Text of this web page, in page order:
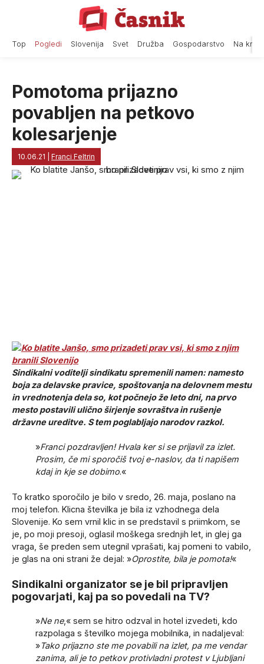
Top Pogledi Slovenija Svet Družba Gospodarstvo Na
Pomotoma prijazno
povabljen na petkovo
kolesarjenje
10.06.21 Franci Feltrin
Sindikalni voditelji sindikatu spremenili namen: namesto
boja za delavske pravice, spoštovanja na delovnem mestu
in vrednotenja dela so, kot počnejo že leto dni, na prvo
mesto postavili ulično širjenje sovraštva in rušenje
državne ureditve. S tem poglabljajo narodov razkol.
»Franci pozdravljen! Hvala ker si se prijavil za izlet.
Prosim, če mi sporočiš tvoj e-naslov, da ti napišem
kdaj in kje se dobimo.«
To kratko sporočilo je bilo v sredo, 26. maja, poslano na
moj telefon. Klicna številka je bila iz vzhodnega dela
Slovenije. Ko sem vrnil klic in se predstavil s priimkom, se
je, po moji presoji, oglasil moškega srednjih let, in glej ga
vraga, še preden sem utegnil vprašati, kaj pomeni to vabilo,
je glas na oni strani že dejal: »Oprostite, bila je pomota!«
Sindikalni organizator se je bil pripravljen
pogovarjati, kaj pa so povedali na TV?
»Ne ne,« sem se hitro odzval in hotel izvedeti, kdo
razpolaga s številko mojega mobilnika, in nadaljeval:
»Tako prijazno ste me povabili na izlet, pa me vendar
zanima, ali je to petkov protivladni protest v Ljubljani